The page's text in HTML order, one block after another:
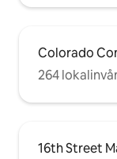
Colorado
264
16th Street